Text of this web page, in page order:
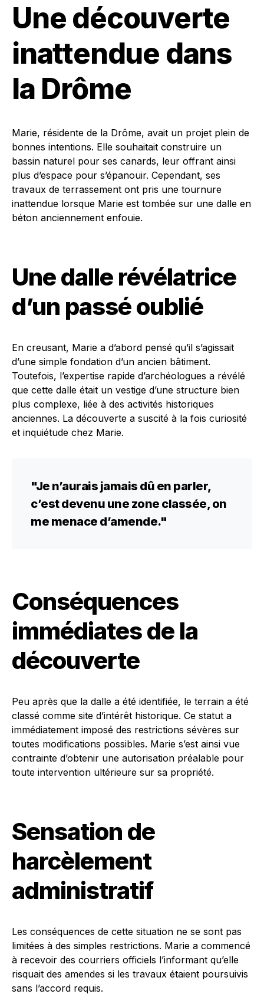
Une découverte
inattendue dans
la Drôme
Marie, résidente de la Drôme, avait un projet plein de
bonnes intentions. Elle souhaitait construire un
bassin naturel pour ses canards, leur offrant ainsi
plus d’espace pour s’épanouir. Cependant, ses
travaux de terrassement ont pris une tournure
inattendue lorsque Marie est tombée sur une dalle en
béton anciennement enfouie.
Une dalle révélatrice
d’un passé oublié
En creusant, Marie a d’abord pensé qu’il s’agissait
d’une simple fondation d’un ancien bâtiment.
Toutefois, l’expertise rapide d’archéologues a révélé
que cette dalle était un vestige d’une structure bien
plus complexe, liée à des activités historiques
anciennes. La découverte a suscité à la fois curiosité
et inquiétude chez Marie.
"Je n’aurais jamais dû en parler,
c’est devenu une zone classée, on
me menace d’amende."
Conséquences
immédiates de la
découverte
Peu après que la dalle a été identifiée, le terrain a été
classé comme site d’intérêt historique. Ce statut a
immédiatement imposé des restrictions sévères sur
toutes modifications possibles. Marie s’est ainsi vue
contrainte d’obtenir une autorisation préalable pour
toute intervention ultérieure sur sa propriété.
Sensation de
harcèlement
administratif
Les conséquences de cette situation ne se sont pas
limitées à des simples restrictions. Marie a commencé
à recevoir des courriers officiels l’informant qu’elle
risquait des amendes si les travaux étaient poursuivis
sans l’accord requis.